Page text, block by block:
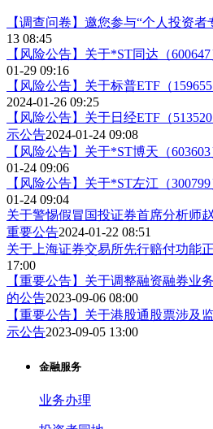
【调查问卷】邀您参与“个人投资
13 08:45
【风险公告】关于*ST同达（
01-29 09:16
【风险公告】关于标普ETF（
2024-01-26 09:25
【风险公告】关于日经ETF（
示公告2024-01-24 09:08
【风险公告】关于*ST博天（
01-24 09:06
【风险公告】关于*ST左江（
01-24 09:04
关于警惕假冒国投证券首席分析师
重要公告2024-01-22 08:51
关于上海证券交易所先行赔付功能
17:00
【重要公告】关于调整融资融券业
的公告2023-09-06 08:00
【重要公告】关于港股通股票涉及
示公告2023-09-05 13:00
金融服务
业务办理